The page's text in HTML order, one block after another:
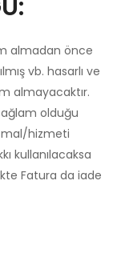
almadan önce
vb. hasarlı ve
almayacaktır.
olduğu
mal/hizmeti
kullanılacaksa
Fatura da iade